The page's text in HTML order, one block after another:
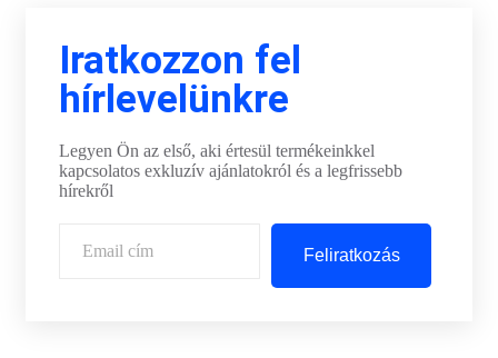
Iratkozzon fel
hírlevelünkre
Legyen Ön az első, aki értesül termékeinkkel
kapcsolatos exkluzív ajánlatokról és a legfrissebb
hírekről
Feliratkozás